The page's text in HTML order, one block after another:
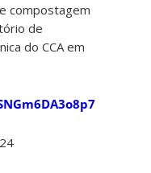
compostagem
de
do CCA em